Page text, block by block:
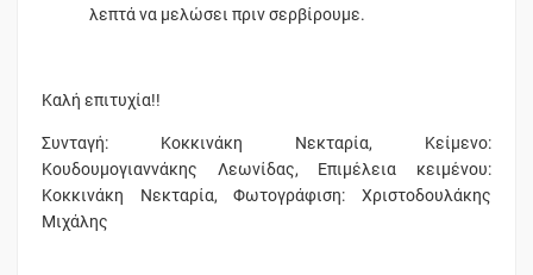
λεπτά να μελώσει πριν σερβίρουμε.
Καλή επιτυχία!!
Συνταγή: Κοκκινάκη Νεκταρία, Κείμενο:
Κουδουμογιαννάκης Λεωνίδας, Επιμέλεια κειμένου:
Κοκκινάκη Νεκταρία, Φωτογράφιση: Χριστοδουλάκης
Μιχάλης